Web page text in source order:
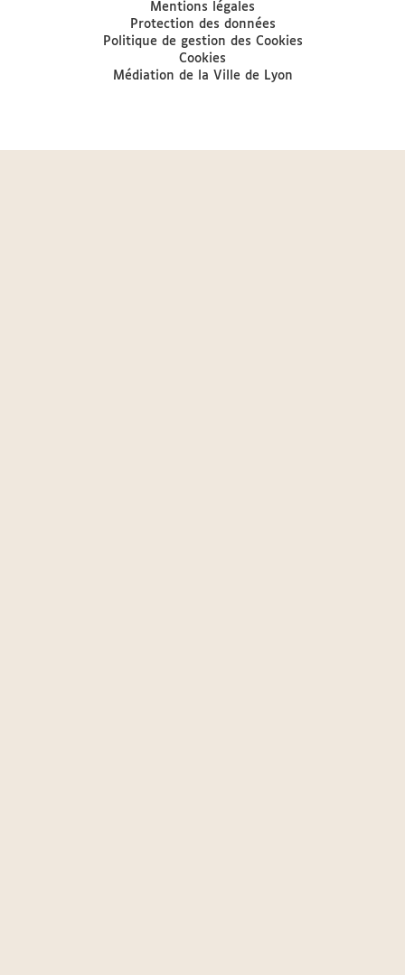
Mentions légales
Protection des données
Politique de gestion des Cookies
Cookies
Médiation de la Ville de Lyon